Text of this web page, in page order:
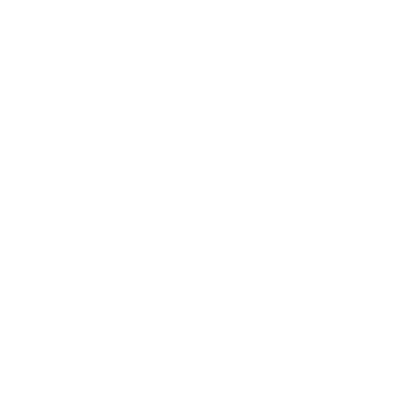
き作成されるも
ありません。
です。
ず変更すること
1000ppm以下、
下、フタル酸ジブチ
) : 1000ppm、
要な手段を講じ
これらの製造装